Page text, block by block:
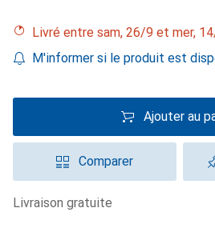
Livré entre sam, 26/9 et mer,
M'informer si le produit est
Ajouter au
Comparer
livraison gratuite